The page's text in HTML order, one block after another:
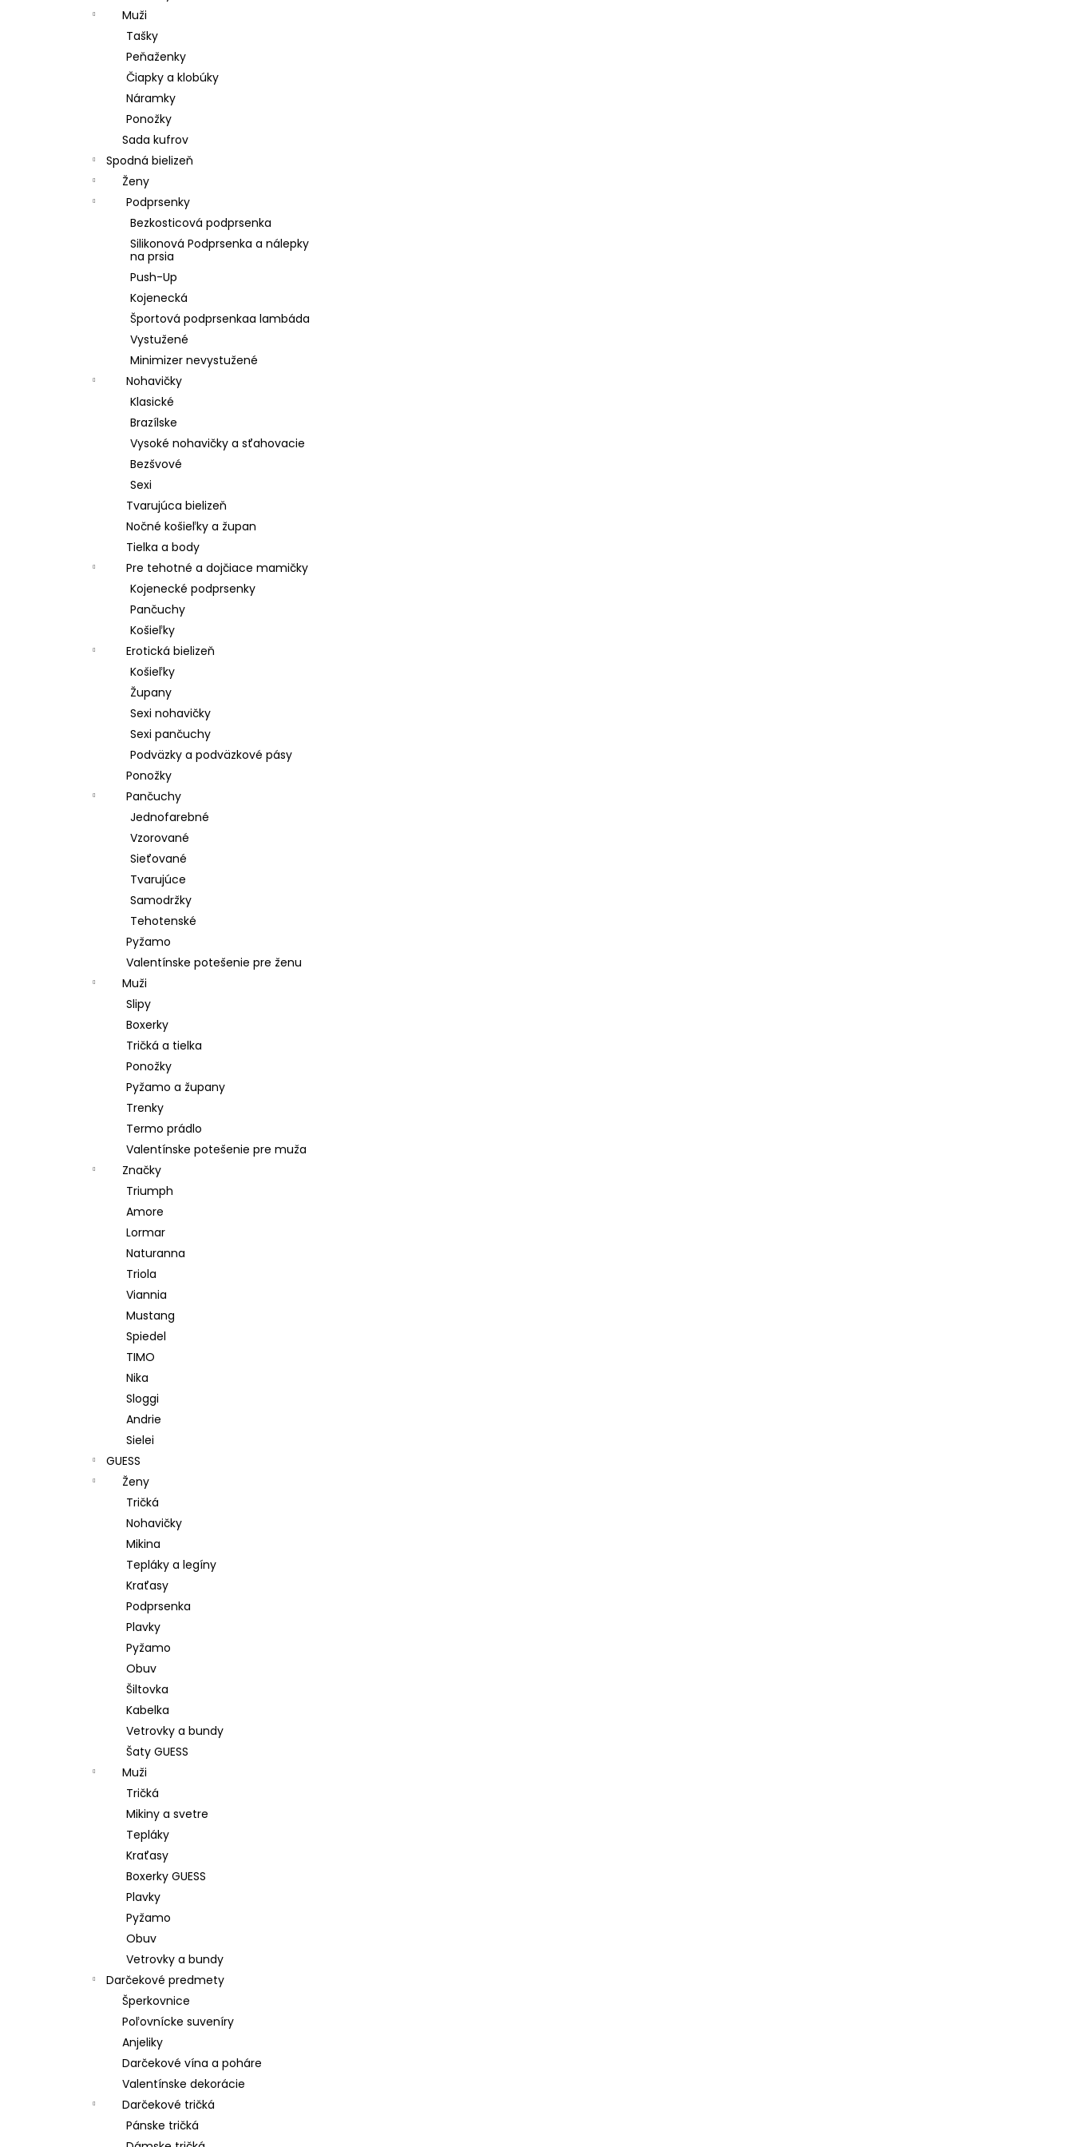
Muži
Tašky
Peňaženky
Čiapky a klobúky
Náramky
Ponožky
Sada kufrov
Spodná bielizeň
Ženy
Podprsenky
Bezkosticová podprsenka
Silikonová Podprsenka a nálepky
na prsia
Push-Up
Kojenecká
Športová podprsenkaa lambáda
Vystužené
Minimizer nevystužené
Nohavičky
Klasické
Brazílske
Vysoké nohavičky a sťahovacie
Bezšvové
Sexi
Tvarujúca bielizeň
Nočné košieľky a župan
Tielka a body
Pre tehotné a dojčiace mamičky
Kojenecké podprsenky
Pančuchy
Košieľky
Erotická bielizeň
Košieľky
Župany
Sexi nohavičky
Sexi pančuchy
Podväzky a podväzkové pásy
Ponožky
Pančuchy
Jednofarebné
Vzorované
Sieťované
Tvarujúce
Samodržky
Tehotenské
Pyžamo
Valentínske potešenie pre ženu
Muži
Slipy
Boxerky
Tričká a tielka
Ponožky
Pyžamo a župany
Trenky
Termo prádlo
Valentínske potešenie pre muža
Značky
Triumph
Amore
Lormar
Naturanna
Triola
Viannia
Mustang
Spiedel
TIMO
Nika
Sloggi
Andrie
Sielei
GUESS
Ženy
Tričká
Nohavičky
Mikina
Tepláky a legíny
Kraťasy
Podprsenka
Plavky
Pyžamo
Obuv
Šiltovka
Kabelka
Vetrovky a bundy
Šaty GUESS
Muži
Tričká
Mikiny a svetre
Tepláky
Kraťasy
Boxerky GUESS
Plavky
Pyžamo
Obuv
Vetrovky a bundy
Darčekové predmety
Šperkovnice
Poľovnícke suveníry
Anjeliky
Darčekové vína a poháre
Valentínske dekorácie
Darčekové tričká
Pánske tričká